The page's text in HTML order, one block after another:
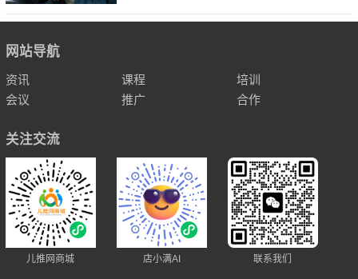
网站导航
资讯 课程
培训
会议
推广 合作
关注交流
儿推网商城 店小满AI 联系我们